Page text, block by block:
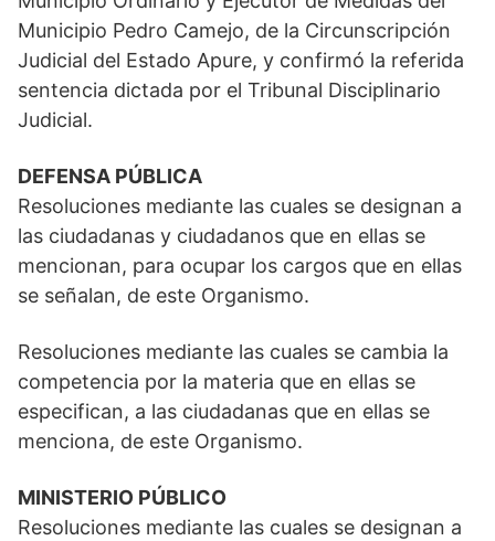
Municipio Pedro Camejo, de la Circunscripción
Judicial del Estado Apure, y confirmó la referida
sentencia dictada por el Tribunal Disciplinario
Judicial.
DEFENSA PÚBLICA
Resoluciones mediante las cuales se designan a
las ciudadanas y ciudadanos que en ellas se
mencionan, para ocupar los cargos que en ellas
se señalan, de este Organismo.
Resoluciones mediante las cuales se cambia la
competencia por la materia que en ellas se
especifican, a las ciudadanas que en ellas se
menciona, de este Organismo.
MINISTERIO PÚBLICO
Resoluciones mediante las cuales se designan a